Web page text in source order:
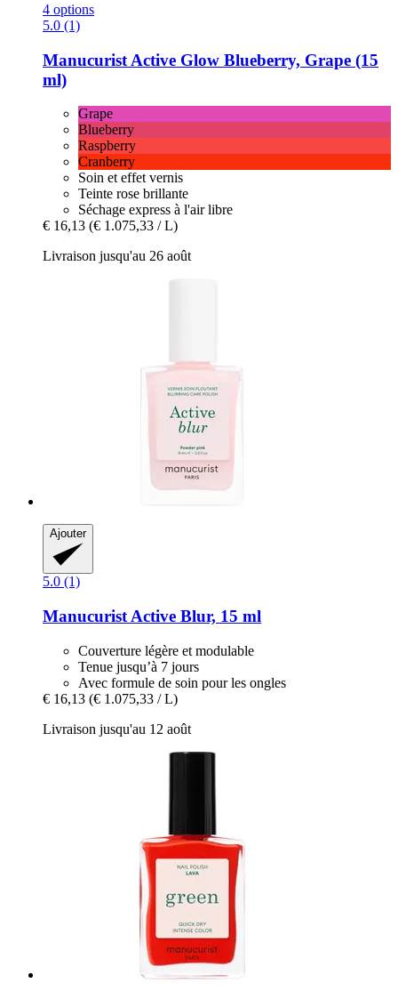
4 options
5.0 (1)
Manucurist Active Glow Blueberry, Grape (15
ml)
Grape
Blueberry
Raspberry
Cranberry
Soin et effet vernis
Teinte rose brillante
Séchage express à l'air libre
€ 16,13 (€ 1.075,33 / L)
Livraison jusqu'au 26 août
Ajouter
5.0 (1)
Manucurist Active Blur, 15 ml
Couverture légère et modulable
Tenue jusqu’à 7 jours
Avec formule de soin pour les ongles
€ 16,13 (€ 1.075,33 / L)
Livraison jusqu'au 12 août